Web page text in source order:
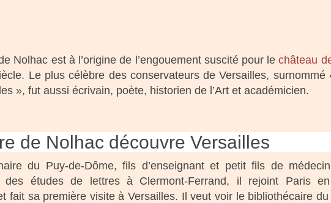
Nolhac est à l’origine de l’engouement suscité pour lechâteau
Le plus célèbre des conservateurs de Versailles, surnommé
», fut aussi écrivain, poète, historien de l’Art et académicien.
de Nolhac découvre Versailles
du Puy-de-Dôme, fils d’enseignant et petit fils de
des études de lettres à Clermont-Ferrand, il rejoint Paris
fait sa première visite à Versailles. Il veut voir le bibliothécaire